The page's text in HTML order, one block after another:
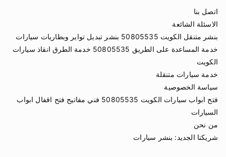
اتصل بنا
الاسئلة الشائعة
بنشر متنقل الكويت 50805535 بنشر تبديل تواير وبطاريات سيارات
خدمة المساعدة على الطريق 50805535 خدمة الطرق انقاذ سيارات
الكويت
خدمة سيارات متنقلة
سياسة الخصوصية
فتح ابواب سيارات الكويت 50805535 فني مفاتيح فتح اقفال ابواب
السيارات
من نحن
شريكنا الجديد: بنشر سيارات